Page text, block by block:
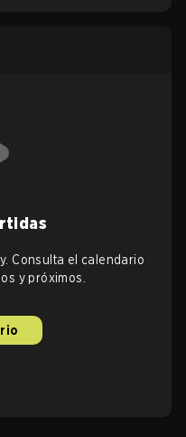
Consulta el calendario
y próximos.